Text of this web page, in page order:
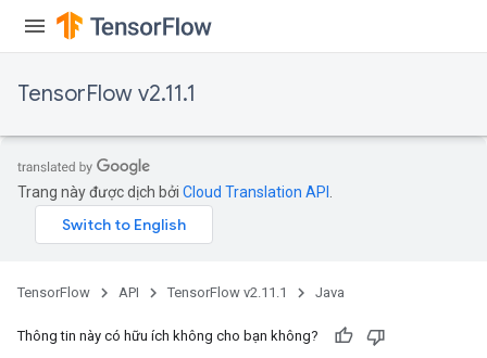
TensorFlow v2.11.1
Trang này được dịch bởi Cloud Translation API
TensorFlow API TensorFlow v2.11.1 Java
Thông tin này có hữu ích không cho bạn không?